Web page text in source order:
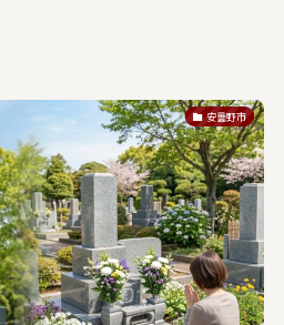
安曇野市